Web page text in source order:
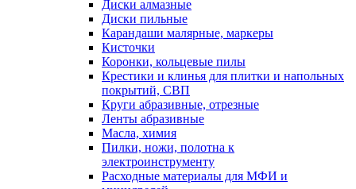
Диски алмазные
Диски пильные
Карандаши малярные, маркеры
Кисточки
Коронки, кольцевые пилы
Крестики и клинья для плитки и напольных
покрытий, СВП
Круги абразивные, отрезные
Ленты абразивные
Масла, химия
Пилки, ножи, полотна к
электроинструменту
Расходные материалы для МФИ и